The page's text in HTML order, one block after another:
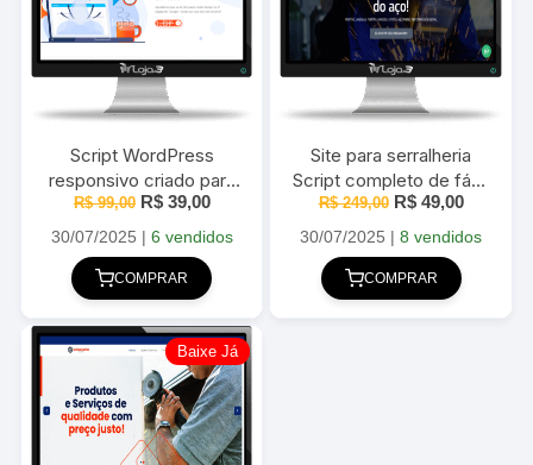
Script WordPress
responsivo criado para
agencia de seo
Marketing digital 2025
R$99,00 O
original
era:
R$ 99,00.
R$39,00O
atual
R$ 39,00.
30/07/2025 | 6 vendidos
COMPRAR
Site para serralheria
Script completo de fácil
administração 2025
R$249,00 O
original
era:
R$ 249,00.
R$49,00O
atual
30/07/2025 |8 vendidos
COMPRAR
Baixe Já